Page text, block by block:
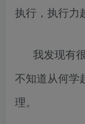
执行，执行力
我发现有
不知道从何学
理。